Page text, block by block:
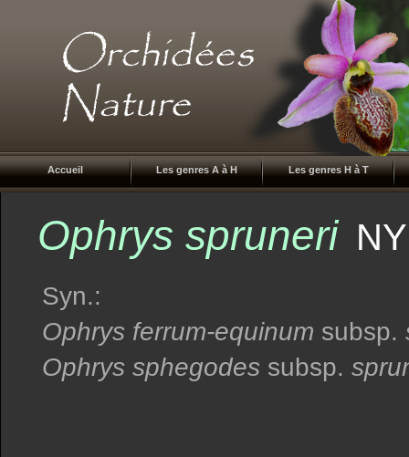
Accueil Les genres A à H Les genres H à T
Ophrys spruneri
Syn.:
Ophrys ferrum-equinum subsp.
Ophrys sphegodes subsp.